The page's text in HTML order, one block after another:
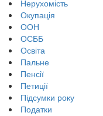
Нерухомість
Окупація
ООН
ОСББ
Освіта
Пальне
Пенсії
Петиції
Підсумки року
Податки